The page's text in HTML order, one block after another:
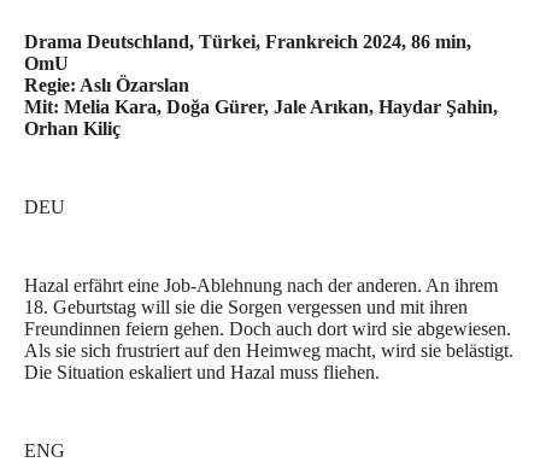
Drama Deutschland, Türkei, Frankreich 2024, 86 min,
OmU
Regie: Aslı Özarslan
Mit: Melia Kara, Doğa Gürer, Jale Arıkan, Haydar Şahin,
Orhan Kiliç
DEU
Hazal erfährt eine Job-Ablehnung nach der anderen. An ihrem
18. Geburtstag will sie die Sorgen vergessen und mit ihren
Freundinnen feiern gehen. Doch auch dort wird sie abgewiesen.
Als sie sich frustriert auf den Heimweg macht, wird sie belästigt.
Die Situation eskaliert und Hazal muss fliehen.
ENG